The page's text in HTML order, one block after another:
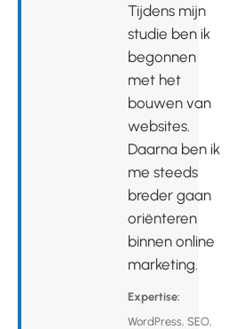
Tijdens mijn
studie ben ik
begonnen
met het
bouwen van
websites.
Daarna ben ik
me steeds
breder gaan
oriënteren
binnen online
marketing.
Expertise:
WordPress, SEO,